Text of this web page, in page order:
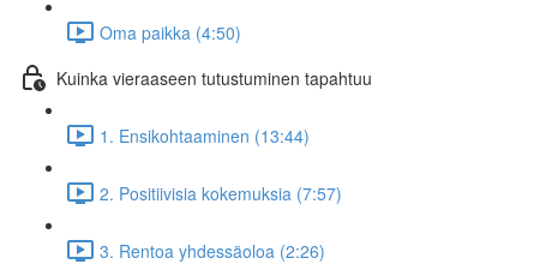
Oma paikka (4:50)
Kuinka vieraaseen tutustuminen tapahtuu
1. Ensikohtaaminen (13:44)
2. Positiivisia kokemuksia (7:57)
3. Rentoa yhdessäoloa (2:26)